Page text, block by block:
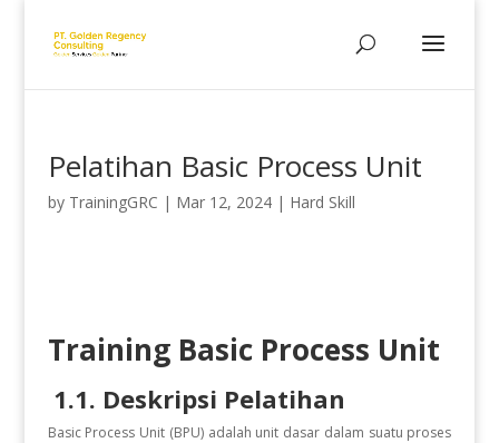
Pelatihan Basic Process Unit
by TrainingGRC | Mar 12, 2024| Hard Skill
Training Basic Process Unit
1.1. Deskripsi Pelatihan
Basic Process Unit (BPU) adalah unit dasar dalam suatu proses